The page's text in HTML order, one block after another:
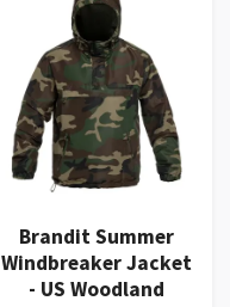
Brandit Summer
Windbreaker Jacket
- US Woodland